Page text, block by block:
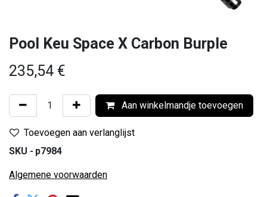
Pool Keu Space X Carbon Burple
235,54 €
Aan winkelmandje toevoegen
Toevoegen aan verlanglijst
SKU - p7984
Algemene voorwaarden